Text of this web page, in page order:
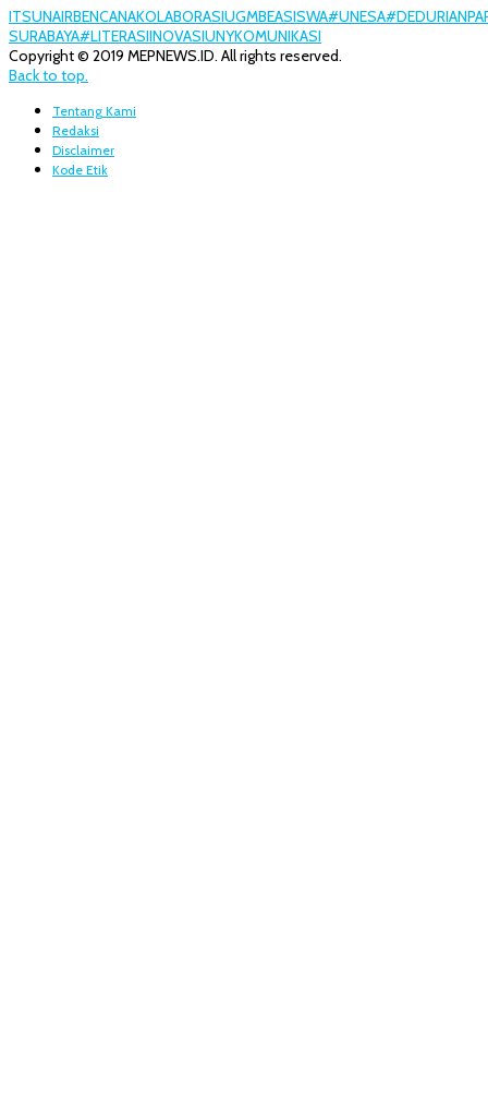
ITSUNAIRBENCANAKOLABORASIUGMBEASISWA#UNESA
SURABAYA#LITERASIINOVASIUNYKOMUNIKASI
Copyright © 2019 MEPNEWS.ID. All rights reserved.
Back to top.
Tentang Kami
Redaksi
Disclaimer
Kode Etik